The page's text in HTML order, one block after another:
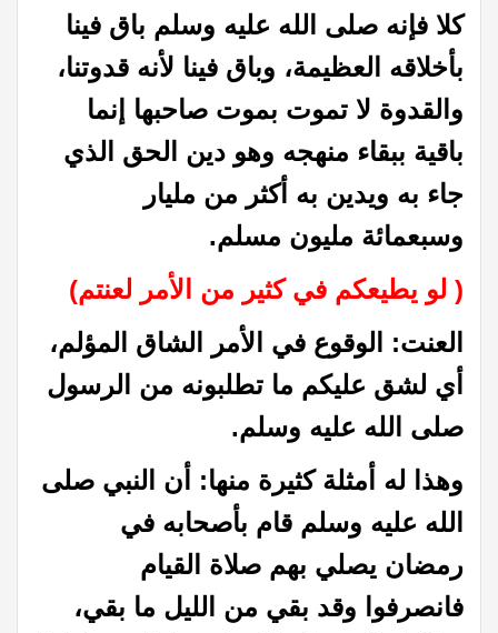
كلا فإنه صلى الله عليه وسلم باق فينا
بأخلاقه العظيمة، وباق فينا لأنه قدوتنا،
والقدوة لا تموت بموت صاحبها إنما
باقية ببقاء منهجه وهو دين الحق الذي
جاء به ويدين به أكثر من مليار
وسبعمائة مليون مسلم.
( لو يطيعكم في كثير من الأمر لعنتم)
العنت: الوقوع في الأمر الشاق المؤلم،
أي لشق عليكم ما تطلبونه من الرسول
صلى الله عليه وسلم.
وهذا له أمثلة كثيرة منها: أن النبي صلى
الله عليه وسلم قام بأصحابه في
رمضان يصلي بهم صلاة القيام
فانصرفوا وقد بقي من الليل ما بقي،